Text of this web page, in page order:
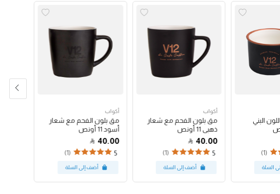
البني
(1)
أكواب
مق بلون الفحم مع شعار
ذهبي 11 أونص
40.00
5
(1)
أكواب
مق بلون الفحم مع شعار
أسود 11 أونص
40.00
5
(1)